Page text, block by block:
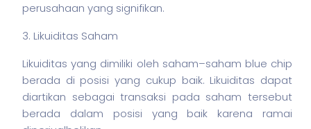
perusahaan yang signifikan.
3. Likuiditas Saham
Likuiditas yang dimiliki oleh saham–saham blue chip
berada di posisi yang cukup baik. Likuiditas dapat
diartikan sebagai transaksi pada saham tersebut
berada dalam posisi yang baik karena ramai